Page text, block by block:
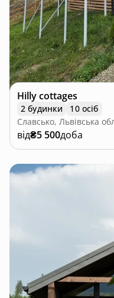
Hilly cottages
2 будинки
10 осіб
Славсько, Львівська
від₴5 500доба